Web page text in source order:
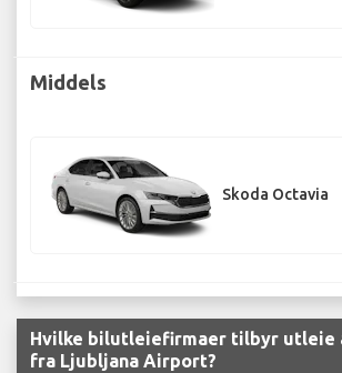
Middels
Skoda Octavia
Hvilke bilutleiefirmaer tilbyr utleie
fra Ljubljana Airport?